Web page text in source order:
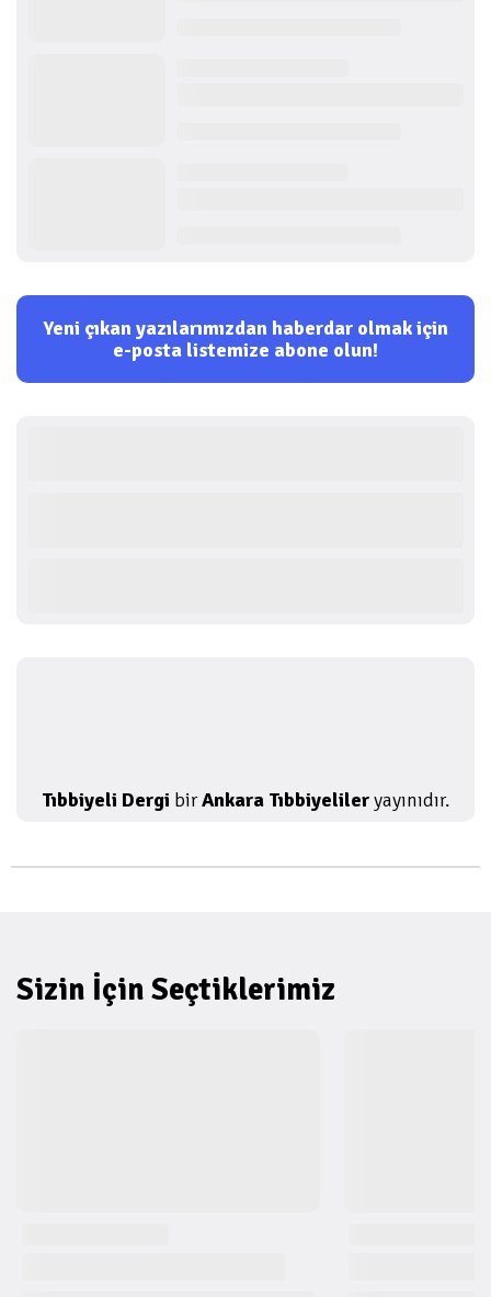
Yeni çıkan yazılarımızdan haberdar olmak için
e-posta listemize abone olun!
Tıbbiyeli Dergi birAnkara Tıbbiyelileryayınıdır.
Sizin İçin Seçtiklerimiz